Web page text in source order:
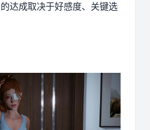
达成取决于好感度、关键选